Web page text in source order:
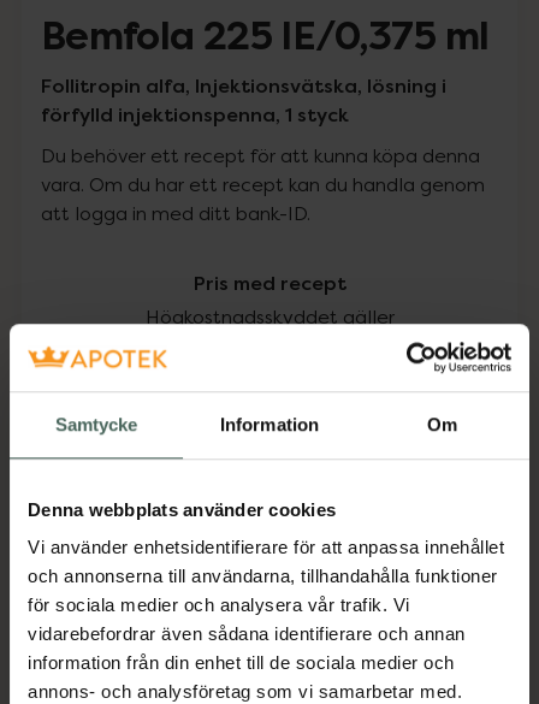
Samtycke Information Om
Denna webbplats använder cookies
Vi använder enhetsidentifierare för att anpassa innehållet
och annonserna till användarna, tillhandahålla funktioner
för sociala medier och analysera vår trafik. Vi
vidarebefordrar även sådana identifierare och annan
information från din enhet till de sociala medier och
annons- och analysföretag som vi samarbetar med.
Bemfola 225 IE/0,375 ml
Follitropin alfa, Injektionsvätska, lösning i
förfylld injektionspenna, 1 styck
Du behöver ett recept för att kunna köpa denna
vara. Om du har ett recept kan du handla genom
att logga in med ditt bank-ID.
Pris med recept
Högkostnadsskyddet gäller
654,01 kr
I apotek:654,01 kr
Aktuella erbjudanden
Beskrivning Dölj